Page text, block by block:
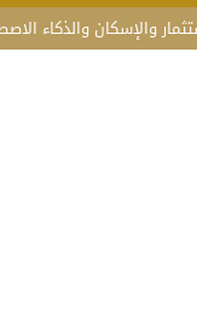
والذكاء الاصطناعي